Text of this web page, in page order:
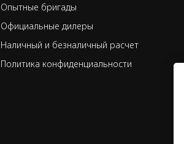
Опытные бригады
Официальные дилеры
Наличный и безналичный расчет
Политика конфиденциальности